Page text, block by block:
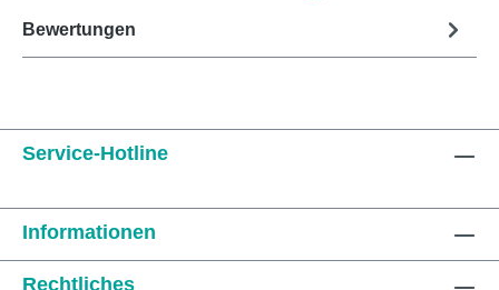
Bewertungen
Service-Hotline
Informationen
Rechtliches